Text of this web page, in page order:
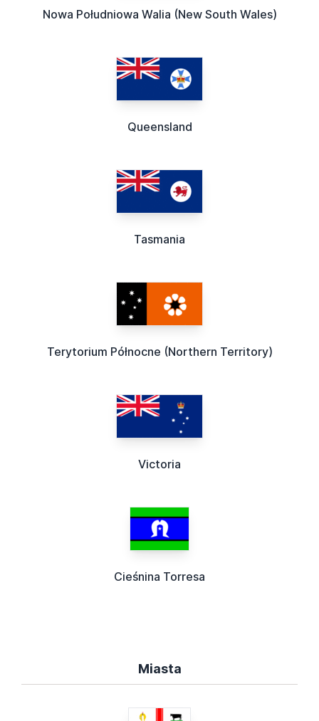
Nowa Południowa Walia (New South Wales)
Queensland
Tasmania
Terytorium Północne (Northern Territory)
Victoria
Cieśnina Torresa
Miasta